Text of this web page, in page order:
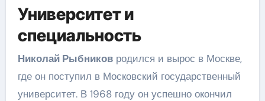
Университет и
специальность
Николай Рыбниковродился и вырос в Москве,
где он поступил в Московский государственный
университет. В 1968 году он успешно окончил